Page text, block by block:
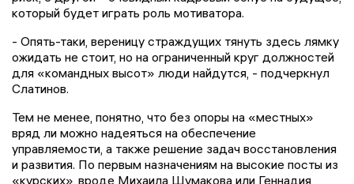
который будет играть роль мотиватора.
- Опять-таки, вереницу страждущих тянуть здесь лямку
ожидать не стоит, но на ограниченный круг должностей
для «командных высот» люди найдутся, - подчеркнул
Слатинов.
Тем не менее, понятно, что без опоры на «местных»
вряд ли можно надеяться на обеспечение
управляемости, а также решение задач восстановления
и развития. По первым назначениям на высокие посты из
«курских», вроде Михаила Шумакова или Геннадия